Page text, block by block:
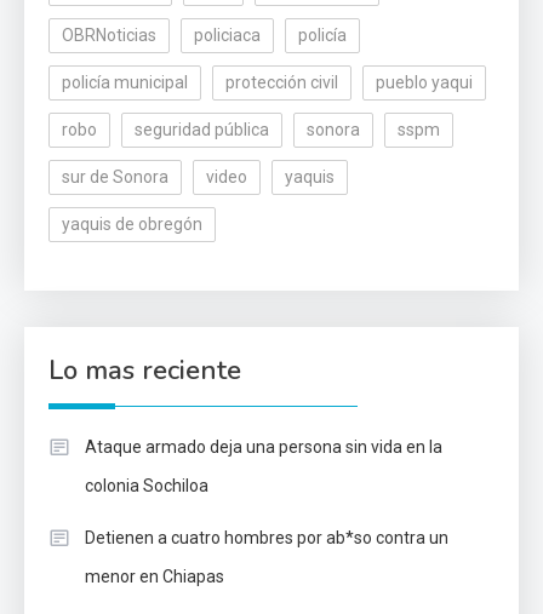
OBRNoticias policiaca policía
policía municipal protección civil pueblo yaqui
robo seguridad pública sonora sspm
sur de Sonora video yaquis
yaquis de obregón
Lo mas reciente
Ataque armado deja una persona sin vida en la
colonia Sochiloa
Detienen a cuatro hombres por ab*so contra un
menor en Chiapas